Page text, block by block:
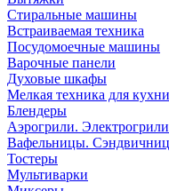
Стиральные машины
Встраиваемая техника
Посудомоечные машины
Варочные панели
Духовые шкафы
Мелкая техника для кухни
Блендеры
Аэрогрили.
Вафельницы.
Тостеры
Мультиварки